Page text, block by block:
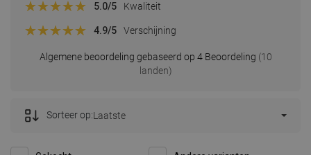
Algemene beoordeling gebaseerd op 4 Beoordeling (10
landen)
5.0/5 Kwaliteit
4.9/5 Verschijning
Sorteer op:Laatste